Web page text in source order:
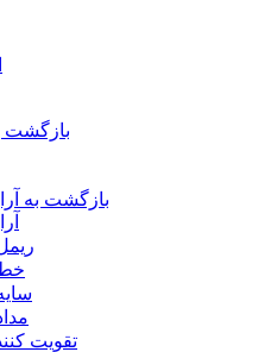
بازگشت
بازگشت به
تقویت